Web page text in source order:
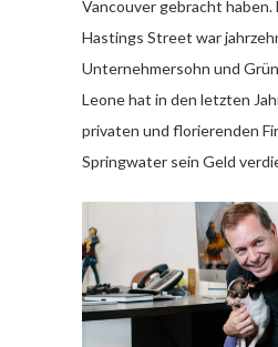
Vancouver gebracht haben.
Hastings Street war
Unternehmersohn und
Leone hat in den letzten
privaten und florierenden
Springwater sein Geld